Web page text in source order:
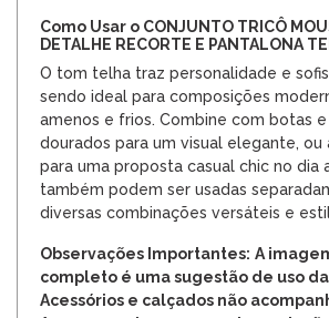
Como Usar o CONJUNTO TRICÔ
DETALHE RECORTE E PANTALONA
O tom telha traz personalidade e
sendo ideal para composições
amenos e frios. Combine com botas e
dourados para um visual elegante,
para uma proposta casual chic no dia
também podem ser usadas
diversas combinações versáteis e
Observações Importantes: A
completo é uma sugestão de uso
Acessórios e calçados não